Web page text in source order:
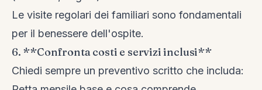
Le visite regolari dei familiari sono fondamentali
per il benessere dell'ospite.
6. **Confronta costi e servizi inclusi**
Chiedi sempre un preventivo scritto che includa: